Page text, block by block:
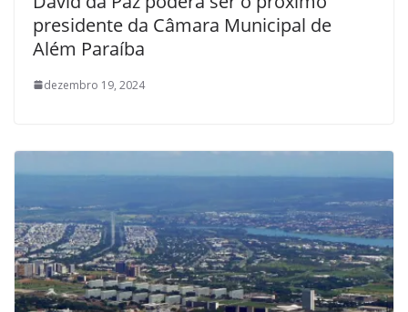
presidente da Câmara Municipal de
Além Paraíba
dezembro 19, 2024